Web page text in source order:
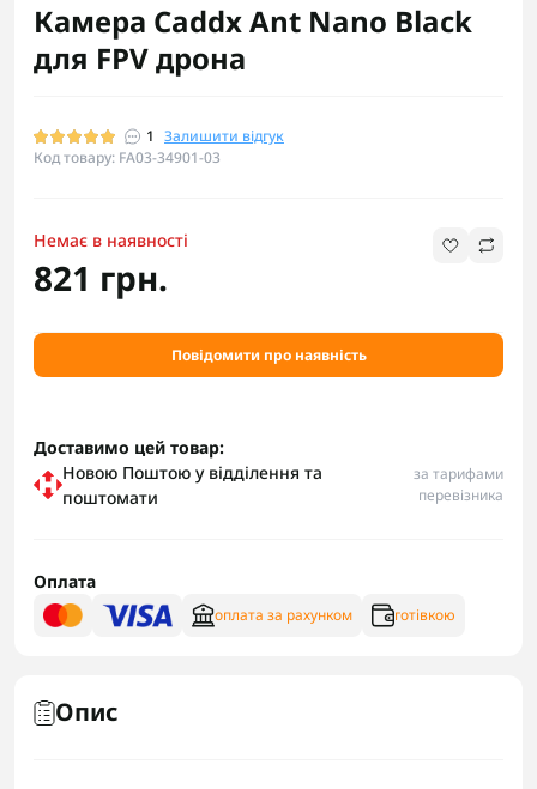
Камера Caddx Ant Nano Black
для FPV дрона
1 Залишити відгук
Код товару: FA03-34901-03
Немає в наявності
821 грн.
Повідомити про наявність
Доставимо цей товар:
Новою Поштою у відділення та
поштомати
за тарифами
перевізника
Оплата
оплата за рахунком готівкою
Опис